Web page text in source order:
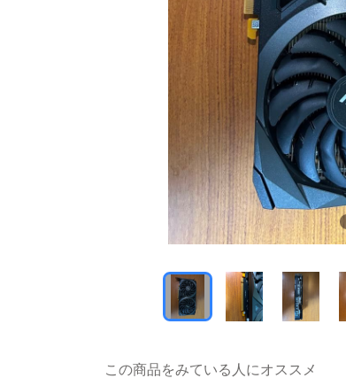
この商品をみている人にオススメ